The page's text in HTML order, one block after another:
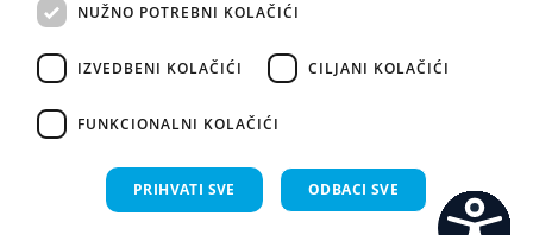
LINKOVI
Uvjeti korištenja
NUŽNO POTREBNI KOLAČIĆI
IZVEDBENI KOLAČIĆI CILJANI KOLAČIĆI
FUNKCIONALNI KOLAČIĆI
PRIHVATI SVE ODBACI SVE